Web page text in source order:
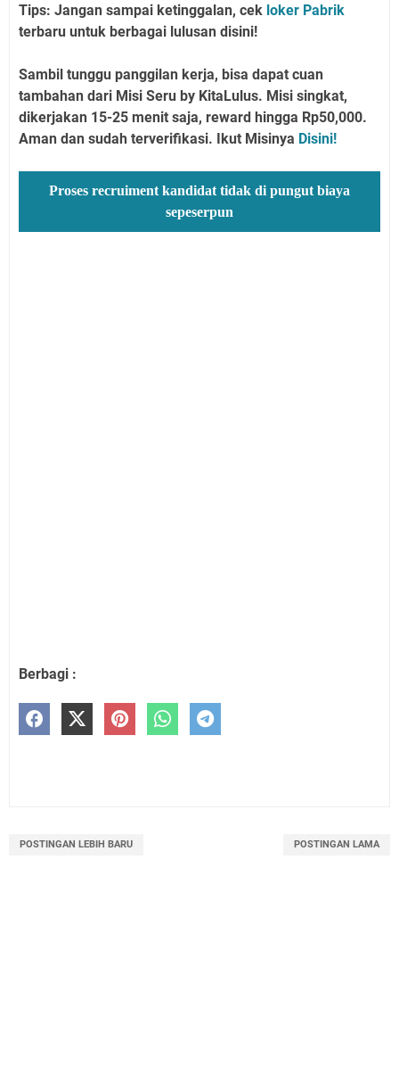
Tips: Jangan sampai ketinggalan, cek loker Pabrik
terbaru untuk berbagai lulusan disini!
Sambil tunggu panggilan kerja, bisa dapat cuan
tambahan dari Misi Seru by KitaLulus. Misi singkat,
dikerjakan 15-25 menit saja, reward hingga Rp50,000.
Aman dan sudah terverifikasi. Ikut Misinya Disini!
Proses recruiment kandidat tidak di pungut biaya
sepeserpun
Berbagi :
POSTINGAN LEBIH BARU POSTINGAN LAMA